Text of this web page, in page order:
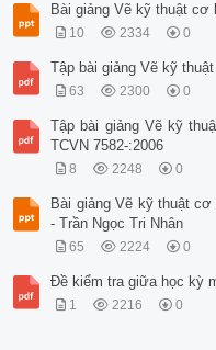
Bài giảng Vẽ kỹ thuật cơ
10 2334 0
Tập bài giảng Vẽ kỹ thuật
63 2300 0
Tập bài giảng Vẽ kỹ
TCVN 7582-:2006
8 2248 0
Bài giảng Vẽ kỹ thuật
- Trần Ngọc Tri Nhân
65 2224 0
Đề kiểm tra giữa học kỳ
1 2216 0